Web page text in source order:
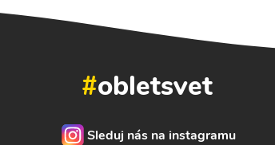
#obletsvet
Sleduj nás na instagramu